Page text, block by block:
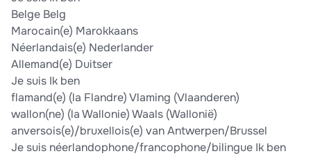
Belge Belg
Marocain(e) Marokkaans
Néerlandais(e) Nederlander
Allemand(e) Duitser
Je suis Ik ben
flamand(e) (la Flandre) Vlaming (Vlaanderen)
wallon(ne) (la Wallonie) Waals (Wallonië)
anversois(e)/bruxellois(e) van Antwerpen/Brussel
Je suis néerlandophone/francophone/bilingue Ik ben